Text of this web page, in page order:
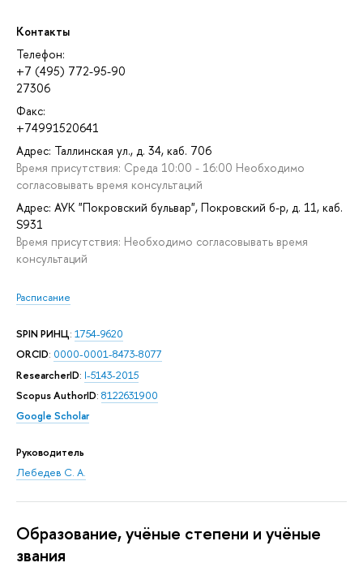
Контакты
Телефон:
+7 (495) 772-95-90
27306
Факс:
+74991520641
Адрес: Таллинская ул., д. 34, каб. 706
Время присутствия: Среда 10:00 - 16:00 Необходимо
согласовывать время консультаций
Адрес: АУК "Покровский бульвар", Покровский б-р, д. 11, каб.
S931
Время присутствия: Необходимо согласовывать время
консультаций
Расписание
SPIN РИНЦ: 1754-9620
ORCID: 0000-0001-8473-8077
ResearcherID: I-5143-2015
Scopus AuthorID: 8122631900
Google Scholar
Руководитель
Лебедев С. А.
Oбразование, учёные степени и учёные
звания